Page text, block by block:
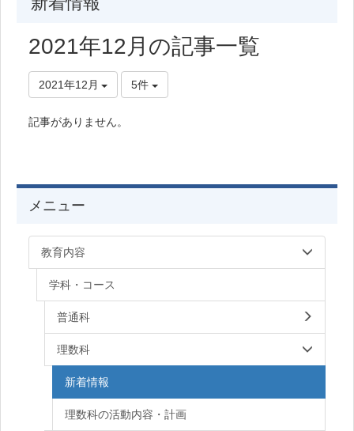
2021年12月の記事一覧
2021年12月 5件
記事がありません。
メニュー
教育内容
学科・コース
普通科
理数科
新着情報
理数科の活動内容・計画